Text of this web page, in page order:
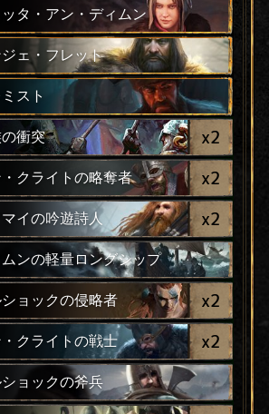
ッタ・アン・ディムン
ェ・フレット
スト
衝突 x2
クライトの略奪者 x2
イの吟遊詩人 x2
ンの軽量ロングシップ
ョックの侵略者 x2
クライトの戦士 x2
ョックの斧兵